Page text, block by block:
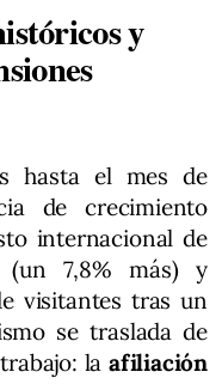
y
hasta el mes de
de crecimiento
internacional de
(un 7,8% más) y
visitantes tras un
se traslada de
la afiliación